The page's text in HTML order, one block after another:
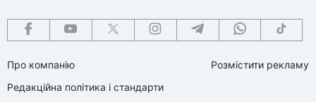
Про компанію
Редакційна політика і стандарти
Розмістити рекламу